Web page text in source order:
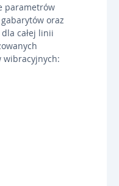
parametrów
oraz
całej linii
wibracyjnych: